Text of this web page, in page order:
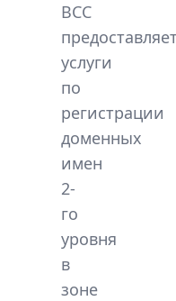
BCC
услуги
по
регистрации
доменных
имен
2-
го
уровня
в
зоне